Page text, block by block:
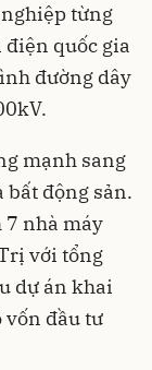
từng
quốc gia
đường dây
mạnh sang
động sản.
nhà máy
với tổng
dự án khai
vốn đầu tư